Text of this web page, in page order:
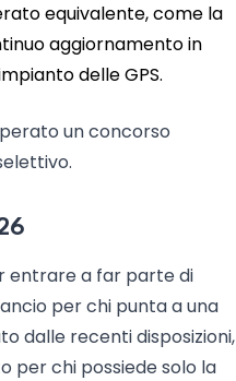
equivalente, come la
aggiornamento in
delle GPS.
un concorso
entrare a far parte di
per chi punta a una
dalle recenti disposizioni,
per chi possiede solo la